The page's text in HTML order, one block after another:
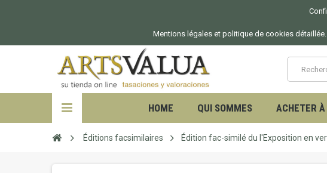
Mentions légales et politique de cookies
HOME QUI SOMMES ACHETER
Éditions facsimilaires Édition fac-similé du l'Exposition en